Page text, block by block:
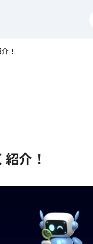
！
介！